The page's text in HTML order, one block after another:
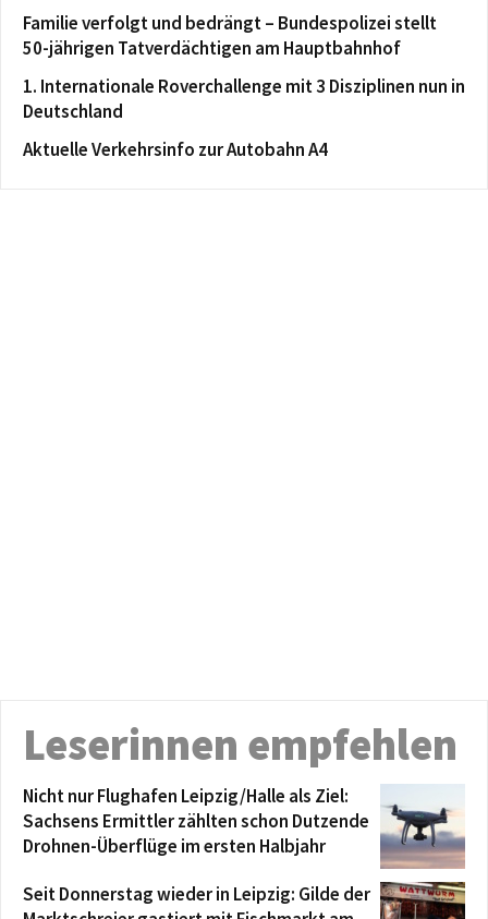
Familie verfolgt und bedrängt – Bundespolizei stellt
50-jährigen Tatverdächtigen am Hauptbahnhof
1. Internationale Roverchallenge mit 3 Disziplinen nun in
Deutschland
Aktuelle Verkehrsinfo zur Autobahn A4
Leserinnen empfehlen
Nicht nur Flughafen Leipzig/Halle als Ziel:
Sachsens Ermittler zählten schon Dutzende
Drohnen-Überflüge im ersten Halbjahr
Seit Donnerstag wieder in Leipzig: Gilde der